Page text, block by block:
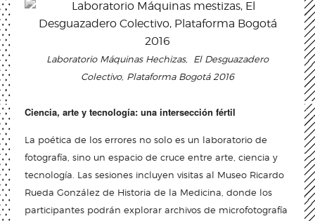
Laboratorio Máquinas Hechizas, El Desguazadero
Colectivo, Plataforma Bogotá 2016
Ciencia, arte y tecnología: una intersección fértil
La poética de los errores no solo es un laboratorio de
fotografía, sino un espacio de cruce entre arte, ciencia y
tecnología. Las sesiones incluyen visitas al Museo Ricardo
Rueda González de Historia de la Medicina, donde los
participantes podrán explorar archivos de microfotografía